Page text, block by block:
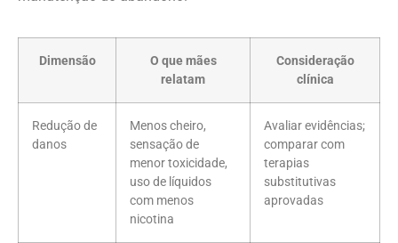
Dimensão
O que mães
relatam
Consideração
clínica
Redução de
danos
Menos cheiro,
sensação de
menor toxicidade,
uso de líquidos
com menos
nicotina
Avaliar evidências;
comparar com
terapias
substitutivas
aprovadas